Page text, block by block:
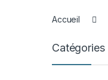
Accueil
Catégories